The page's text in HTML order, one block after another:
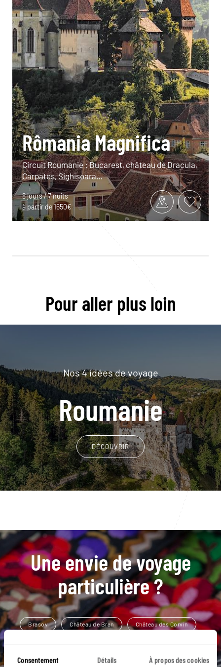
Consentement Détails À propos des cookies
Rômania Magnifica
Circuit Roumanie : Bucarest, château de Dracula,
Carpates, Sighisoara…
8 jours / 7 nuits
à partir de 1650€
Pour aller plus loin
Nos 4 idées de voyage
Roumanie
DÉCOUVRIR
Une envie de voyage
particulière ?
Brasov Château de Bran Château des Corvin
Église fortifiée de Biertan Maramures Bucarest
Château de Peles Église fortifiée de Prejmer